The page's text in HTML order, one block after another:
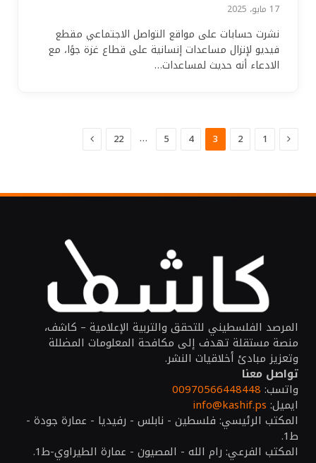
17 مايو، 2025
نشرت حسابات على مواقع التواصل الاجتماعي مقطع
فيديو لإنزال مساعدات إنسانية على قطاع غزة جوًا، مع
الادعاء أنه حديث لمساعدات…
السابق
1
2
3
4
5
…
22 التالي
المرصد الفلسطيني للتحقق والتربية الإعلامية – كاشف،
منصة مستقلة تهدف إلى مكافحة المعلومات المضللة
وتعزيز مبادئ أخلاقيات النشر.
تواصل معنا
واتسب: 00970566448448
ايميل: info@kashif.ps
المكتب الرئيسي: فلسطين - نابلس - رفيديا - عمارة جودة -
ط1.
المكتب الفرعي: رام الله - المصيون - عمارة الطيراوي-ط1.